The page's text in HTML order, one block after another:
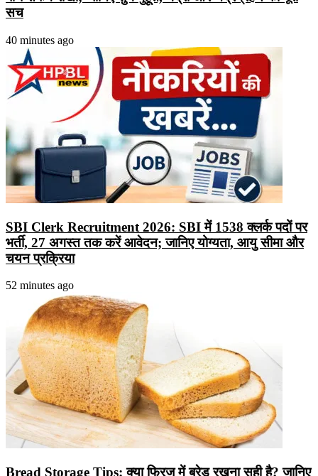
सच
40 minutes ago
SBI Clerk Recruitment 2026: SBI में 1538 क्लर्क पदों पर
भर्ती, 27 अगस्त तक करें आवेदन; जानिए योग्यता, आयु सीमा और
चयन प्रक्रिया
52 minutes ago
Bread Storage Tips: क्या फ्रिज में ब्रेड रखना सही है? जानिए